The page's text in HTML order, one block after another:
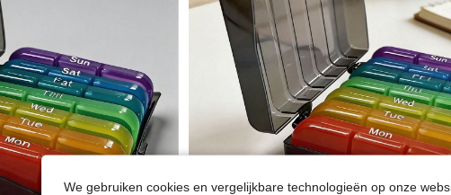
We gebruiken cookies en vergelijkbare technologieën op onze